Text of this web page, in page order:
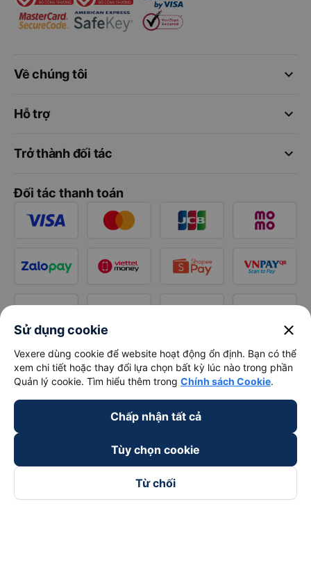
keyboard_arrow_down
Về chúng tôi
keyboard_arrow_down
Hỗ trợ
keyboard_arrow_down
Trở thành đối tác
Đối tác thanh toán
Sử dụng cookie close
Vexere dùng cookie để website hoạt động ổn định. Bạn có thể
xem chi tiết hoặc thay đổi lựa chọn bất kỳ lúc nào trong phần
Quản lý cookie. Tìm hiểu thêm trong Chính sách Cookie.
Chấp nhận tất cả
Tùy chọn cookie
Từ chối